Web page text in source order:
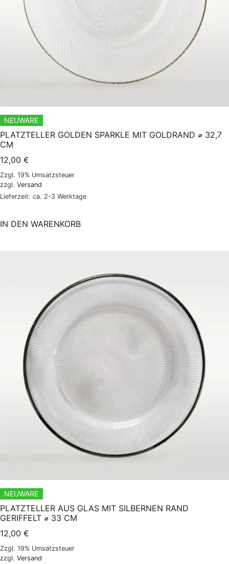
NEUWARE
PLATZTELLER GOLDEN SPARKLE MIT GOLDRAND ⌀ 32,7
CM
12,00 €
Zzgl. 19% Umsatzsteuer
zzgl. Versand
Lieferzeit: ca. 2-3 Werktage
IN DEN WARENKORB
NEUWARE
PLATZTELLER AUS GLAS MIT SILBERNEN RAND
GERIFFELT ⌀ 33 CM
12,00 €
Zzgl. 19% Umsatzsteuer
zzgl. Versand